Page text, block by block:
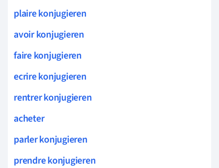
plaire konjugieren
avoir konjugieren
faire konjugieren
ecrire konjugieren
rentrer konjugieren
acheter
parler konjugieren
prendre konjugieren